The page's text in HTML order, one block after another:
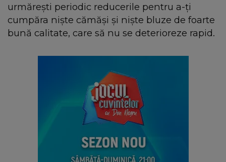
urmărești periodic reducerile pentru a-ți
cumpăra niște cămăși și niște bluze de foarte
bună calitate, care să nu se deterioreze rapid.